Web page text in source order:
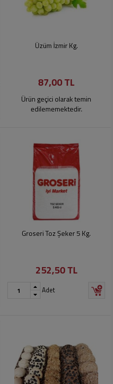
Üzüm İzmir Kg.
87,00 TL
Ürün geçici olarak temin
edilememektedir.
Groseri Toz Şeker 5 Kg.
252,50 TL
Adet